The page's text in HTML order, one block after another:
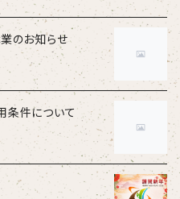
業のお知らせ
条件について